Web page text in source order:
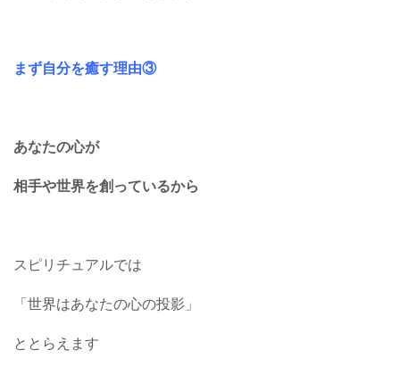
まず自分を癒す理由③
あなたの心が
相手や世界を創っているから
スピリチュアルでは
「世界はあなたの心の投影」
ととらえます